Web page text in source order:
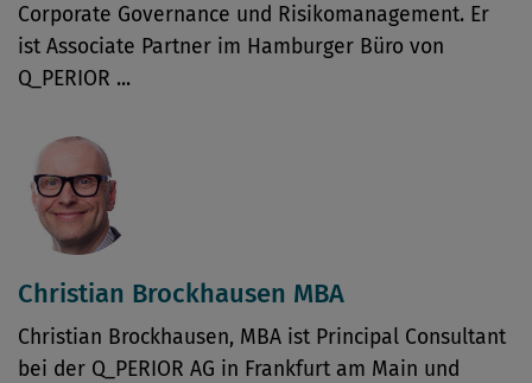
Corporate Governance und Risikomanagement. Er
ist Associate Partner im Hamburger Büro von
Q_PERIOR ...
Christian Brockhausen MBA
Christian Brockhausen, MBA ist Principal Consultant
bei der Q_PERIOR AG in Frankfurt am Main und